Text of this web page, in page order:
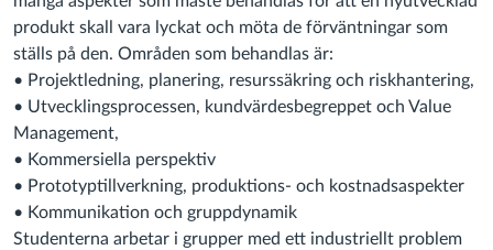
produkt skall vara lyckat och möta de förväntningar som
ställs på den. Områden som behandlas är:
• Projektledning, planering, resurssäkring och riskhantering,
• Utvecklingsprocessen, kundvärdesbegreppet och Value
Management,
• Kommersiella perspektiv
• Prototyptillverkning, produktions- och kostnadsaspekter
• Kommunikation och gruppdynamik
Studenterna arbetar i grupper med ett industriellt problem